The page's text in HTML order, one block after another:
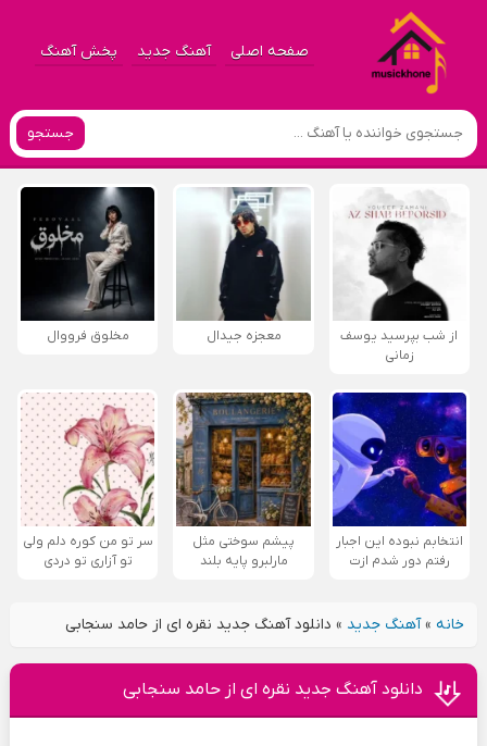
صفحه اصلی آهنگ جدید پخش آهنگ
جستجو
از شب بپرسید یوسف
زمانی
معجزه جیدال مخلوق فرووال
انتخابم نبوده این اجبار
رفتم دور شدم ازت
پیشم سوختی مثل
مارلبرو پایه بلند
سر تو من کوره دلم ولی
تو آزاری تو دردی
خانه»آهنگ جدید » دانلود آهنگ جدید نقره ای از حامد سنجابی
دانلود آهنگ جدید نقره ای از حامد سنجابی